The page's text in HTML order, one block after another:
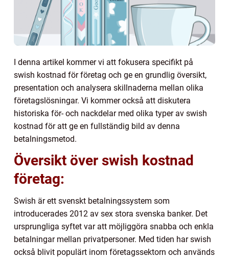
I denna artikel kommer vi att fokusera specifikt på
swish kostnad för företag och ge en grundlig översikt,
presentation och analysera skillnaderna mellan olika
företagslösningar. Vi kommer också att diskutera
historiska för- och nackdelar med olika typer av swish
kostnad för att ge en fullständig bild av denna
betalningsmetod.
Översikt över swish kostnad
företag:
Swish är ett svenskt betalningssystem som
introducerades 2012 av sex stora svenska banker. Det
ursprungliga syftet var att möjliggöra snabba och enkla
betalningar mellan privatpersoner. Med tiden har swish
också blivit populärt inom företagssektorn och används